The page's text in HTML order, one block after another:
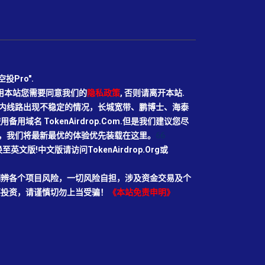
投Pro".
站您需要同意我们的隐私政策, 否则请离开本站.
线路出现不稳定的情况，长城宽带、鹏博士、海泰
备用域名 TokenAirdrop.Com.但是我们建议您尽
们将最新最优的体验优先装载在这里。
英文版!中文版请访问TokenAirdrop.Org或
各个项目风险，一切风险自担，涉及资金交易及个
资，请谨慎切勿上当受骗！
《本站免责申明》